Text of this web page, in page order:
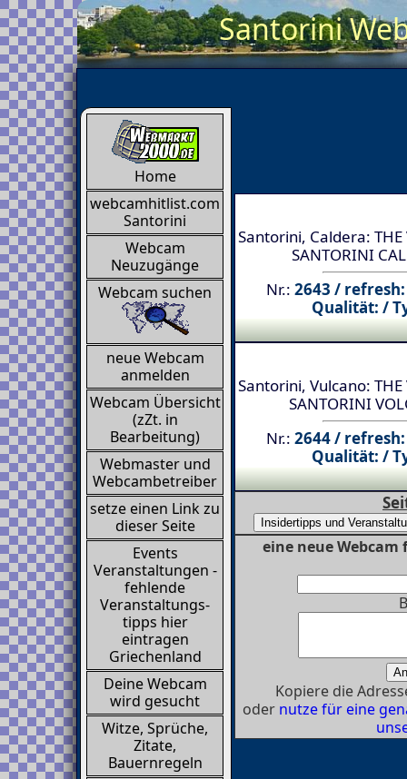
Santorini
Home
webcamhitlist.com
Santorini
Webcam
Neuzugänge
Webcam suchen
neue Webcam
anmelden
Webcam Übersicht
(zZt. in
Bearbeitung)
Webmaster und
Webcambetreiber
setze einen Link zu
dieser Seite
Events
Veranstaltungen -
fehlende
Veranstaltungs-
tipps hier
eintragen
Griechenland
Deine Webcam
wird gesucht
Witze, Sprüche,
Zitate,
Bauernregeln
Santorini, Caldera: THE
SANTORINI
Nr.: 2643 /
Qualität: /
Santorini, Vulcano: THE
SANTORINI
Nr.: 2644 /
Qualität: /
eine neue
Kopiere die
oder nutze für eine